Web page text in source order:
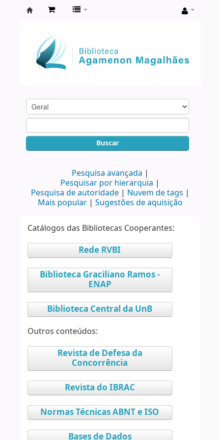
Agamenon
Magalhães
Buscar
Pesquisa avançada
Pesquisar por hierarquia
Pesquisa de autoridade
Nuvem de tags
Mais popular
Sugestões de aquisição
Catálogos das Bibliotecas Cooperantes:
Rede RVBI
Biblioteca Graciliano Ramos -
ENAP
Biblioteca Central da UnB
Outros conteúdos:
Revista de Defesa da
Concorrência
Revista do IBRAC
Normas Técnicas ABNT e ISO
Bases de Dados